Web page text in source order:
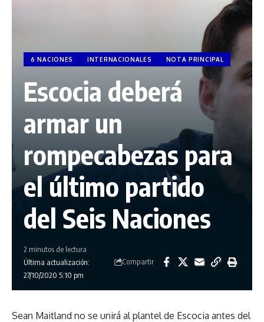
6 NACIONES INTERNACIONALES NOTA PRINCIPAL
Escocia deberá
armar un
rompecabezas para
el último partido
del Seis Naciones
Última actualización:
27/10/2020 5:10 pm
2 minutos de lectura
Compartir
Sean Maitland no se unirá al plantel de Escocia antes del